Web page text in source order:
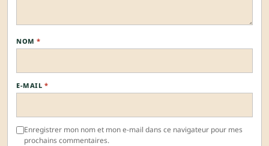
NOM *
E-MAIL *
Enregistrer mon nom et mon e-mail dans ce navigateur pour mes
prochains commentaires.